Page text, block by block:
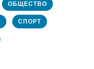
ОБЩЕСТВО
СПОРТ